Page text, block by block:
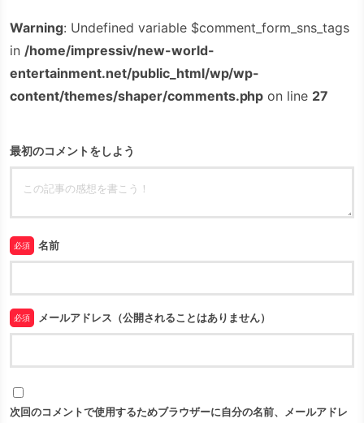
Warning: Undefined variable $comment_form_sns_tags
in /home/impressiv/new-world-
entertainment.net/public_html/wp/wp-
content/themes/shaper/comments.php on line 27
最初のコメントをしよう
必須 名前
必須 メールアドレス（公開されることはありません）
次回のコメントで使用するためブラウザーに自分の名前、メールアドレ